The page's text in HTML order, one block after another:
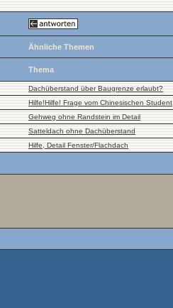
Ähnliche Themen
Thema
Dachüberstand über Baugrenze erlaubt?
Hilfe!Hilfe! Frage vom Chinesischen Student
Gehweg ohne Randstein im Detail
Satteldach ohne Dachüberstand
Hilfe, Detail Fenster/Flachdach